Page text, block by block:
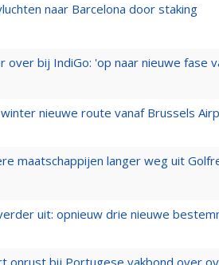
naar Barcelona door staking
over bij IndiGo: 'op naar nieuwe fase
nieuwe route vanaf Brussels
maatschappijen langer weg uit
uit: opnieuw drie nieuwe
onrust bij Portugese vakbond over